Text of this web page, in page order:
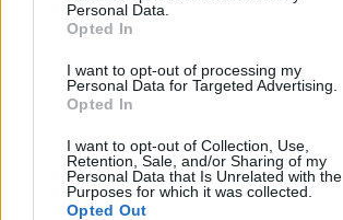
Personal Data.
Opted In
I want to opt-out of processing my
Personal Data for Targeted Advertising.
Opted In
I want to opt-out of Collection, Use,
Retention, Sale, and/or Sharing of my
Personal Data that Is Unrelated with the
Purposes for which it was collected.
Opted Out
5 Ago 2026